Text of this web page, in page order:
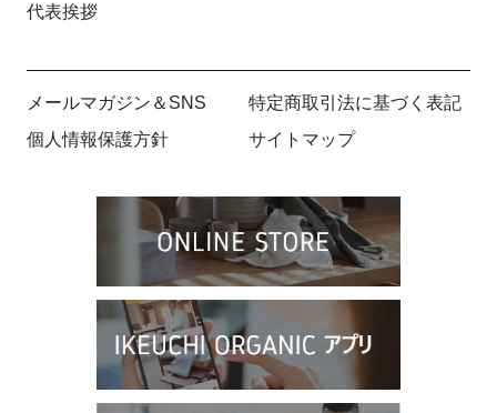
代表挨拶
メールマガジン＆SNS
特定商取引法に基づく表記
個人情報保護方針
サイトマップ